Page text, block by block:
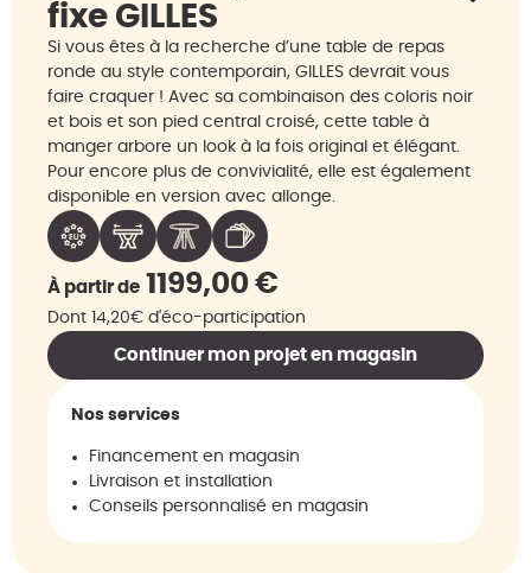
fixe GILLES
Si vous êtes à la recherche d’une table de repas
ronde au style contemporain, GILLES devrait vous
faire craquer ! Avec sa combinaison des coloris noir
et bois et son pied central croisé, cette table à
manger arbore un look à la fois original et élégant.
Pour encore plus de convivialité, elle est également
disponible en version avec allonge.
À partir de 1199,00 €
Dont 14,20€ d'éco-participation
Continuer mon projet en magasin
Nos services
Financement en magasin
Livraison et installation
Conseils personnalisé en magasin